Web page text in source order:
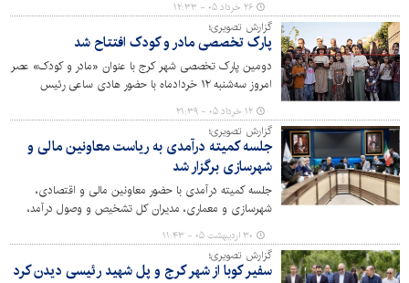
دیدن کردند.
۲۶ خرداد ۰۵ - ۱۲:۳۳
گزارش تصویری؛
پارک تخصصی مادر و کودک افتتاح شد
دومین پارک تخصصی شهر کرج با عنوان «مادر و کودک» عصر
امروز سه‌شنبه ۱۲ خردادماه با حضور هادی ساعی رئیس
فدراسیون تکواندو، اعضای شورای اسلامی شهر، اصحاب رسانه
و شهروندان افتتاح شد.
۱۲ خرداد ۰۵ - ۲۱:۳۹
گزارش تصویری؛
جلسه کمیته درآمدی به ریاست معاونین مالی و
شهرسازی برگزار شد
جلسه کمیته درآمدی با حضور معاونین مالی و اقتصادی،
شهرسازی و معماری، مدیران کل تشخیص و وصول درآمد،
حقوقی و امورپیمان‌ها، امور شهرسازی و رئیس سازمان فاوا و
مدیران حوزه‌های مالی و اقتصادی مناطق دهگانه و رواسای
ادارات حقوقی و اجرائیات مناطق برگزار شد.
۳۰ اردیبهشت ۰۵ - ۱۱:۴۳
گزارش تصویری؛
سفیر کوبا از شهر کرج و پل شهید رئیسی دیدن کرد